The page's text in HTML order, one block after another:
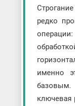
редко
именно
ключевая